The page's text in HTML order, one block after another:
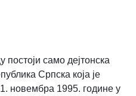
постоји само дејтонска
Српска која је
новембра 1995. године у